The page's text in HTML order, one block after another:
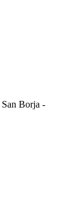
San Borja -